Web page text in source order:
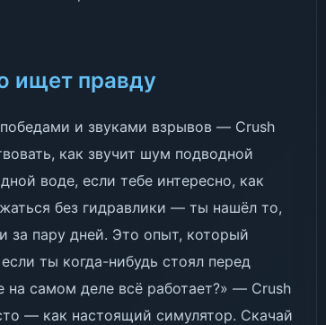
ищет правду
и звуками взрывов — Crush
как звучит шум подводной
воде, если тебе интересно, как
без гидравлики — ты нашёл то,
за пару дней. Это опыт, который
ты когда-нибудь стоял перед
самом деле всё работает?» — Crush
— как настоящий симулятор. Скачай